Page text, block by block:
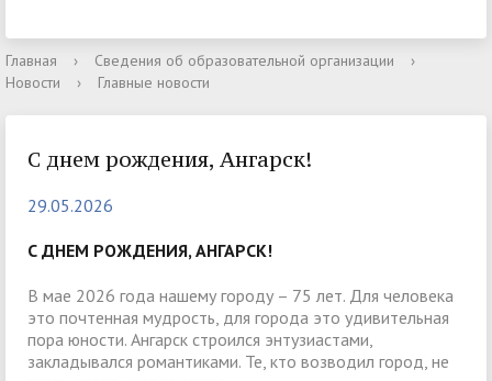
Главная › Сведения об образовательной организации
›
Новости
› Главные новости
С днем рождения, Ангарск!
29.05.2026
С ДНЕМ РОЖДЕНИЯ, АНГАРСК!
В мае 2026 года нашему городу – 75 лет. Для человека
это почтенная мудрость, для города это удивительная
пора юности. Ангарск строился энтузиастами,
закладывался романтиками. Те, кто возводил город, не